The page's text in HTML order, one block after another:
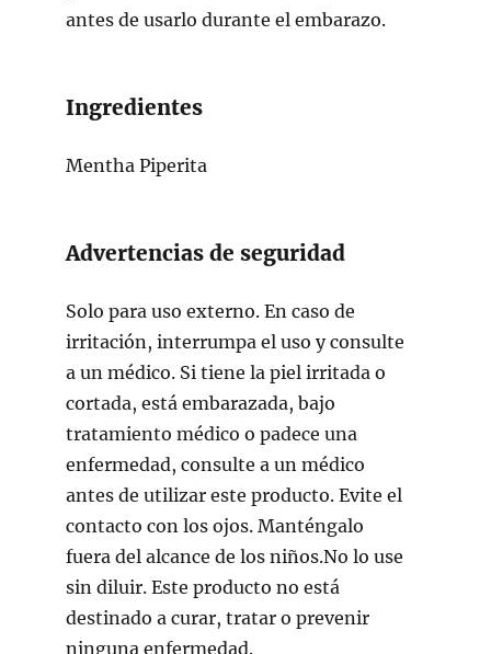
antes de usarlo durante el embarazo.
Ingredientes
Mentha Piperita
Advertencias de seguridad
Solo para uso externo. En caso de
irritación, interrumpa el uso y consulte
a un médico. Si tiene la piel irritada o
cortada, está embarazada, bajo
tratamiento médico o padece una
enfermedad, consulte a un médico
antes de utilizar este producto. Evite el
contacto con los ojos. Manténgalo
fuera del alcance de los niños.No lo use
sin diluir. Este producto no está
destinado a curar, tratar o prevenir
ninguna enfermedad.